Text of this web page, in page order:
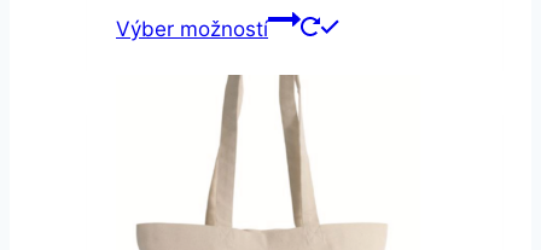
Výber možností